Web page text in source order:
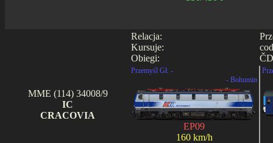
Relacja:
Kursuje:
Obiegi:
MME (114) 34008/9
IC
CRACOVIA
Przemyśl Gł. -
- Bohumin
EP09
160 km/h